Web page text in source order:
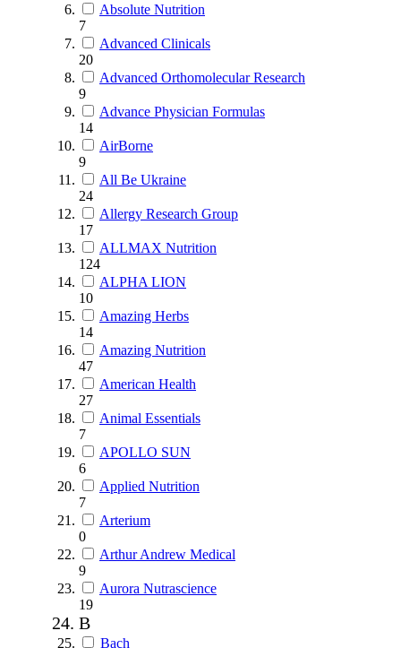
Absolute Nutrition
7
Advanced Clinicals
20
Advanced Orthomolecular Research
9
Advance Physician Formulas
14
AirBorne
9
All Be Ukraine
24
Allergy Research Group
17
ALLMAX Nutrition
124
ALPHA LION
10
Amazing Herbs
14
Amazing Nutrition
47
American Health
27
Animal Essentials
7
APOLLO SUN
6
Applied Nutrition
7
Arterium
0
Arthur Andrew Medical
9
Aurora Nutrascience
19
B
Bach